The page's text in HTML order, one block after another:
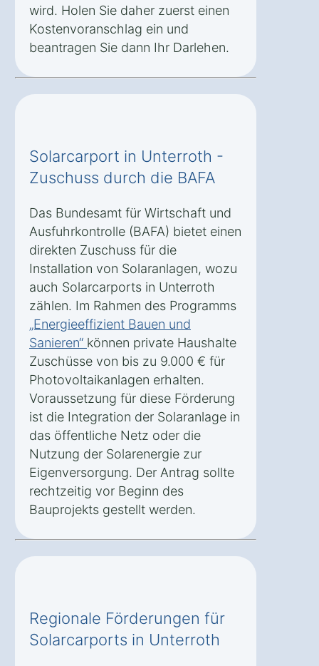
wird. Holen Sie daher zuerst einen
Kostenvoranschlag ein und
beantragen Sie dann Ihr Darlehen.
Solarcarport in Unterroth -
Zuschuss durch die BAFA
Das Bundesamt für Wirtschaft und
Ausfuhrkontrolle (BAFA) bietet einen
direkten Zuschuss für die
Installation von Solaranlagen, wozu
auch Solarcarports in Unterroth
zählen. Im Rahmen des Programms
„Energieeffizient Bauen und
Sanieren“ können private Haushalte
Zuschüsse von bis zu 9.000 € für
Photovoltaikanlagen erhalten.
Voraussetzung für diese Förderung
ist die Integration der Solaranlage in
das öffentliche Netz oder die
Nutzung der Solarenergie zur
Eigenversorgung. Der Antrag sollte
rechtzeitig vor Beginn des
Bauprojekts gestellt werden.
Regionale Förderungen für
Solarcarports in Unterroth